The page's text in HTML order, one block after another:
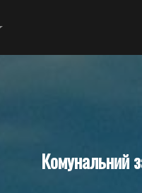
Комунальний